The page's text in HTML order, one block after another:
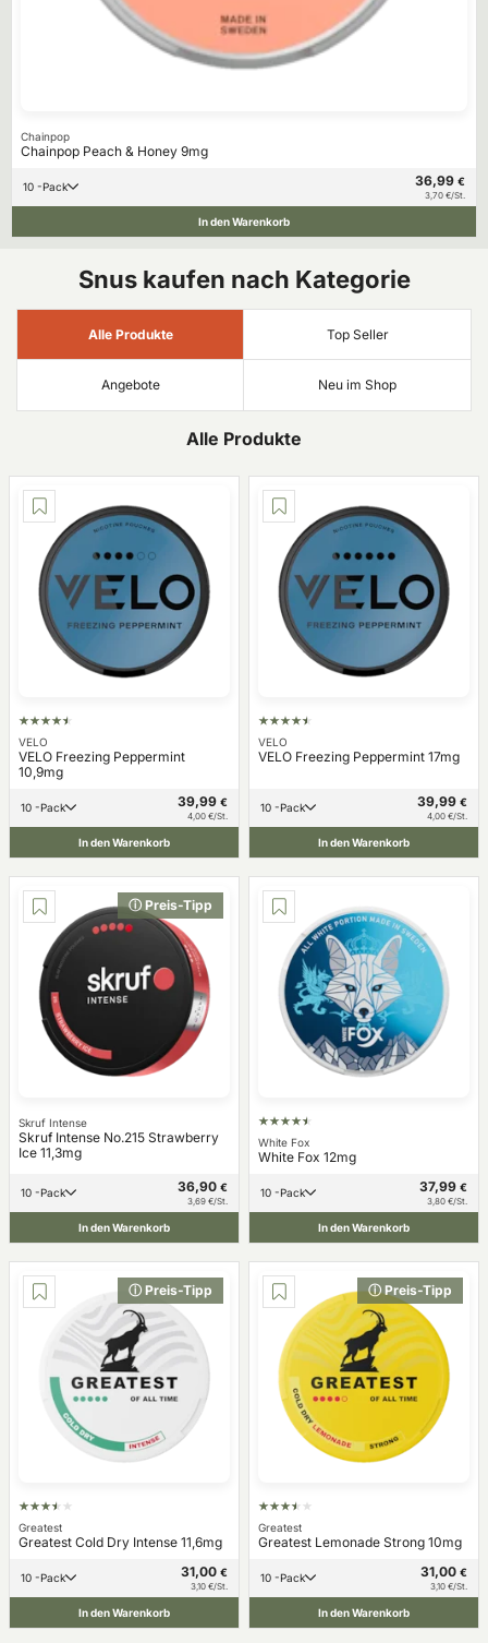
Chainpop
Chainpop Peach & Honey 9mg
10 -Pack 36,99 €
3,70 €/St.
In den Warenkorb
Snus kaufen nach Kategorie
Alle Produkte Top Seller
Angebote Neu im Shop
Alle Produkte
VELO
VELO Freezing Peppermint
10,9mg
10 -Pack 39,99 €
4,00 €/St.
In den Warenkorb
VELO
VELO Freezing Peppermint 17mg
10 -Pack 39,99 €
4,00 €/St.
In den Warenkorb
ⓘ Preis-Tipp
Skruf Intense
Skruf Intense No.215 Strawberry
Ice 11,3mg
10 -Pack 36,90 €
3,69 €/St.
In den Warenkorb
White Fox
White Fox 12mg
10 -Pack 37,99 €
3,80 €/St.
In den Warenkorb
ⓘ Preis-Tipp
Greatest
Greatest Cold Dry Intense 11,6mg
10 -Pack 31,00 €
3,10 €/St.
In den Warenkorb
ⓘ Preis-Tipp
Greatest
Greatest Lemonade Strong 10mg
10 -Pack 31,00 €
3,10 €/St.
In den Warenkorb